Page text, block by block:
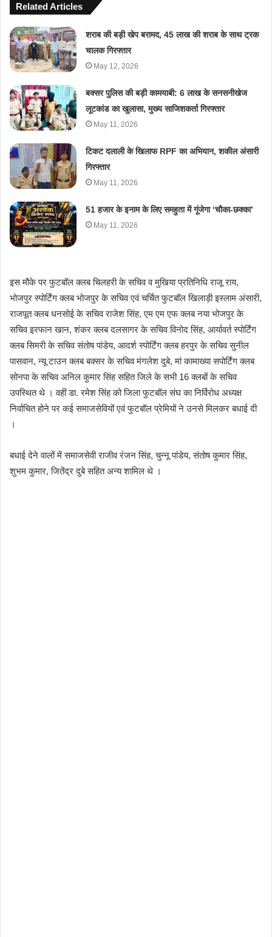
Related Articles
शराब की बड़ी खेप बरामद, 45 लाख की शराब के साथ ट्रक
चालक गिरफ्तार
May 12, 2026
बक्सर पुलिस की बड़ी कामयाबी: 6 लाख के सनसनीखेज
लूटकांड का खुलासा, मुख्य साजिशकर्ता गिरफ्तार
May 11, 2026
टिकट दलाली के खिलाफ RPF का अभियान, शकील अंसारी
गिरफ्तार
May 11, 2026
51 हजार के इनाम के लिए समहुता में गूंजेगा ‘चौका-छक्का’
May 11, 2026
इस मौके पर फुटबॉल क्लब चिलहरी के सचिव व मुखिया प्रतिनिधि राजू राय,
भोजपुर स्पोर्टिंग क्लब भोजपुर के सचिव एवं चर्चित फुटबॉल खिलाड़ी इस्लाम अंसारी,
राजपूत क्लब धनसोई के सचिव राजेश सिंह, एम एम एफ क्लब नया भोजपुर के
सचिव इरफान खान, शंकर क्लब दलसागर के सचिव विनोद सिंह, आर्यावर्त स्पोर्टिंग
क्लब सिमरी के सचिव संतोष पांडेय, आदर्श स्पोर्टिंग क्लब हरपुर के सचिव सुनील
पासवान, न्यू टाउन क्लब बक्सर के सचिव मंगलेश दुबे, मां कामाख्या सपोर्टिंग क्लब
सोनपा के सचिव अनिल कुमार सिंह सहित जिले के सभी 16 क्लबों के सचिव
उपस्थित थे । वहीं डा. रमेश सिंह को जिला फुटबॉल संघ का निर्विरोध अध्यक्ष
निर्वाचित होने पर कई समाजसेवियों एवं फुटबॉल प्रेमियों ने उनसे मिलकर बधाई दी
।
बधाई देने वालों में समाजसेवी राजीव रंजन सिंह, चुन्नू पांडेय, संतोष कुमार सिंह,
शुभम कुमार, जितेंद्र दुबे सहित अन्य शामिल थे ।